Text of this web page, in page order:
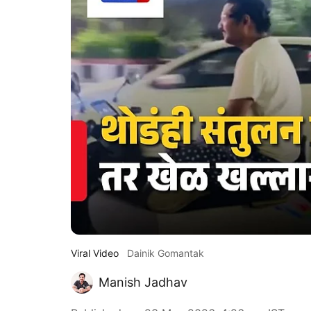
Viral Video Dainik Gomantak
Manish Jadhav